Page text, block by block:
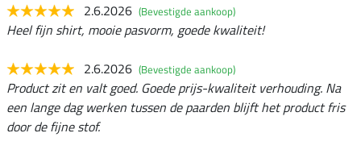
2.6.2026 (Bevestigde aankoop)
Heel fijn shirt, mooie pasvorm, goede kwaliteit!
2.6.2026 (Bevestigde aankoop)
Product zit en valt goed. Goede prijs-kwaliteit verhouding. Na
een lange dag werken tussen de paarden blijft het product fris
door de fijne stof.